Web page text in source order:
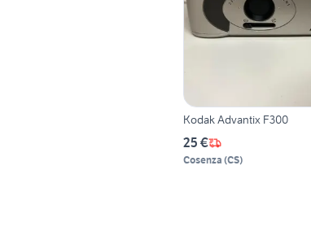
Kodak Advantix F300
25 €
Cosenza (CS)